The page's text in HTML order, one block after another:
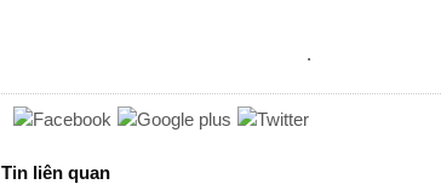
.
Tin liên quan